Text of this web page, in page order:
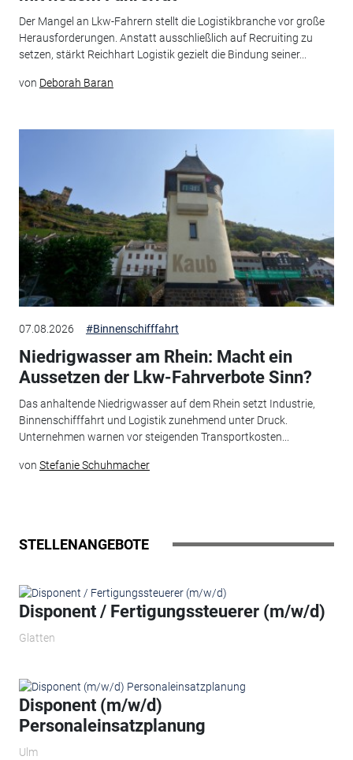
Der Mangel an Lkw-Fahrern stellt die Logistikbranche vor große
Herausforderungen. Anstatt ausschließlich auf Recruiting zu
setzen, stärkt Reichhart Logistik gezielt die Bindung seiner...
von Deborah Baran
07.08.2026 #Binnenschifffahrt
Niedrigwasser am Rhein: Macht ein
Aussetzen der Lkw-Fahrverbote Sinn?
Das anhaltende Niedrigwasser auf dem Rhein setzt Industrie,
Binnenschifffahrt und Logistik zunehmend unter Druck.
Unternehmen warnen vor steigenden Transportkosten...
von Stefanie Schuhmacher
STELLENANGEBOTE
Disponent / Fertigungssteuerer (m/w/d)
Glatten
Disponent (m/w/d)
Personaleinsatzplanung
Ulm